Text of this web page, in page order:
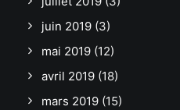
juin 2019 (3)
mai 2019 (12)
avril 2019 (18)
mars 2019 (15)